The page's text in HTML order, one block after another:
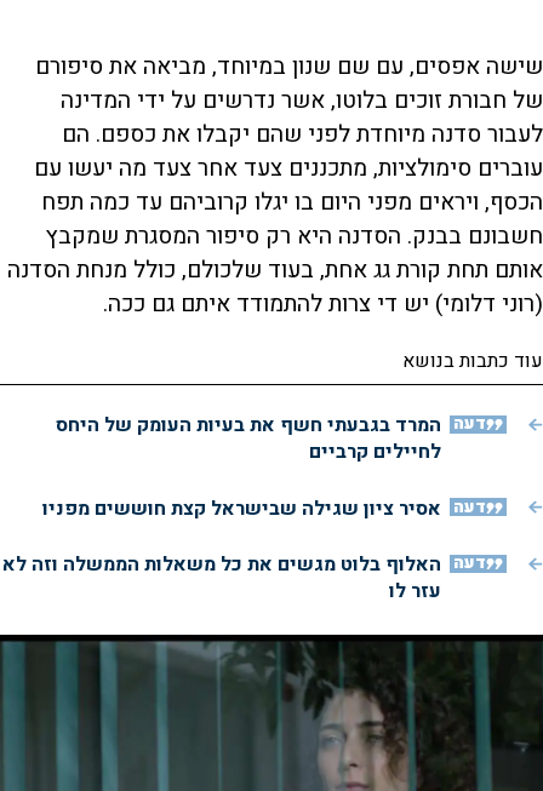
שישה אפסים, עם שם שנון במיוחד, מביאה את סיפורם
של חבורת זוכים בלוטו, אשר נדרשים על ידי המדינה
לעבור סדנה מיוחדת לפני שהם יקבלו את כספם. הם
עוברים סימולציות, מתכננים צעד אחר צעד מה יעשו עם
הכסף, ויראים מפני היום בו יגלו קרוביהם עד כמה תפח
חשבונם בבנק. הסדנה היא רק סיפור המסגרת שמקבץ
אותם תחת קורת גג אחת, בעוד שלכולם, כולל מנחת הסדנה
(רוני דלומי) יש די צרות להתמודד איתם גם ככה.
עוד כתבות בנושא
דעה המרד בגבעתי חשף את בעיות העומק של היחס
לחיילים קרביים
דעה אסיר ציון שגילה שבישראל קצת חוששים מפניו
דעה האלוף בלוט מגשים את כל משאלות הממשלה וזה לא
עזר לו